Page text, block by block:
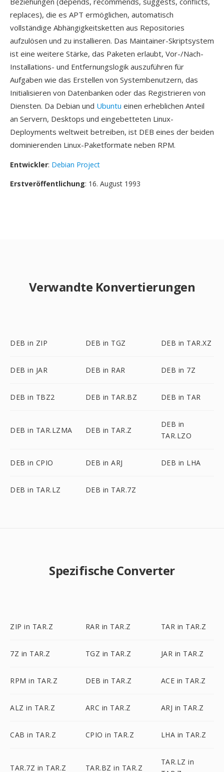
replaces), die es APT ermöglichen, automatisch
vollständige Abhängigkeitsketten aus Repositories
aufzulösen und zu installieren. Das Maintainer-Skriptsystem
ist eine weitere Stärke, das Paketen erlaubt, Vor-/Nach-
Installations- und Entfernungslogik auszuführen für
Aufgaben wie das Erstellen von Systembenutzern, das
Initialisieren von Datenbanken oder das Registrieren von
Diensten. Da Debian und Ubuntu einen erheblichen Anteil
an Servern, Desktops und eingebetteten Linux-
Deployments weltweit betreiben, ist DEB eines der beiden
dominierenden Linux-Paketformate neben RPM.
Entwickler: Debian Project
Erstveröffentlichung: 16. August 1993
Verwandte Konvertierungen
DEB in ZIP DEB in TGZ DEB in TAR.XZ
DEB in JAR DEB in RAR DEB in 7Z
DEB in TBZ2 DEB in TAR.BZ DEB in TAR
DEB in TAR.LZMA DEB in TAR.Z
DEB in
TAR.LZO
DEB in CPIO DEB in ARJ DEB in LHA
DEB in TAR.LZ DEB in TAR.7Z
Spezifische Converter
ZIP in TAR.Z RAR in TAR.Z TAR in TAR.Z
7Z in TAR.Z TGZ in TAR.Z JAR in TAR.Z
RPM in TAR.Z DEB in TAR.Z ACE in TAR.Z
ALZ in TAR.Z ARC in TAR.Z ARJ in TAR.Z
CAB in TAR.Z CPIO in TAR.Z LHA in TAR.Z
TAR.7Z in TAR.Z TAR.BZ in TAR.Z
TAR.LZ in